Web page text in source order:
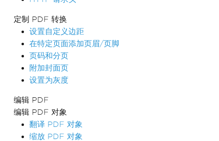
定制 PDF 转换
设置自定义边距
在特定页面添加页眉/页脚
页码和分页
附加封面页
设置为灰度
编辑 PDF
编辑 PDF 对象
翻译 PDF 对象
缩放 PDF 对象